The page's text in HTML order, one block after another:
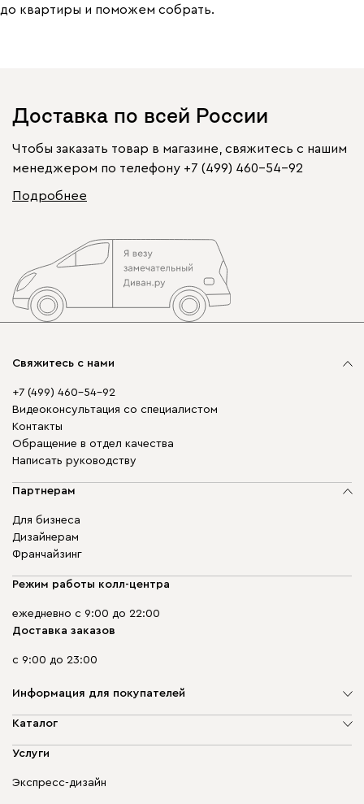
до квартиры и поможем собрать.
Доставка по всей России
Чтобы заказать товар в магазине, свяжитесь с нашим
менеджером по телефону +7 (499) 460-54-92
Подробнее
Свяжитесь с нами
+7 (499) 460-54-92
Видеоконсультация со специалистом
Контакты
Обращение в отдел качества
Написать руководству
Партнерам
Для бизнеса
Дизайнерам
Франчайзинг
Режим работы колл-центра
ежедневно с 9:00 до 22:00
Доставка заказов
с 9:00 до 23:00
Информация для покупателей
О компании
Доставка и оплата
диван.клуб
Каталог
Мягкая мебель
Бескаркасная мебель
Услуги
Экспресс-дизайн